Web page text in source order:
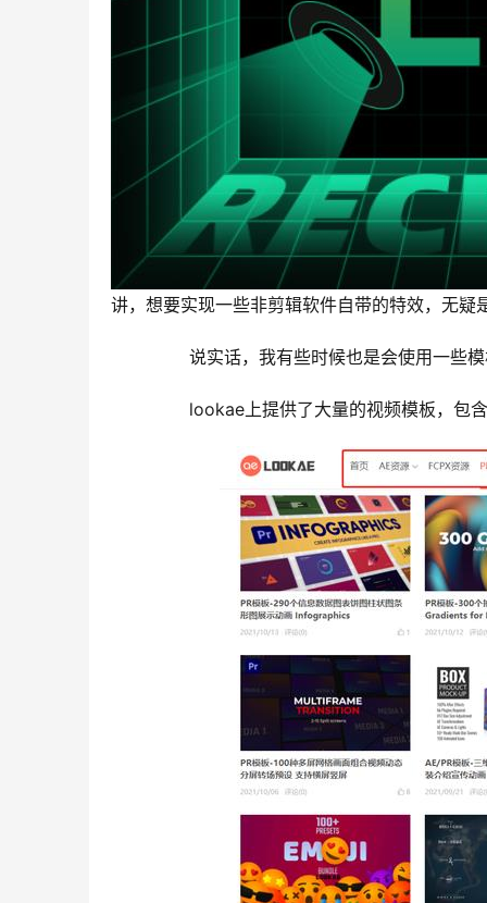
讲，想要实现一些非剪辑软件自带的特效，无
说实话，我有些时候也是会使用一些
lookae上提供了大量的视频模板，包